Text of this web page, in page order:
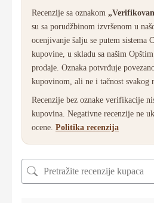
Recenzije sa oznakom
su sa porudžbinom izvršenom u
ocenjivanje šalju se putem sistema
kupovine, u skladu sa našim
prodaje. Oznaka potvrđuje
kupovinom, ali ne i tačnost svakog
Recenzije bez oznake verifikacije
kupovina. Negativne recenzije ne
ocene. Politika recenzija